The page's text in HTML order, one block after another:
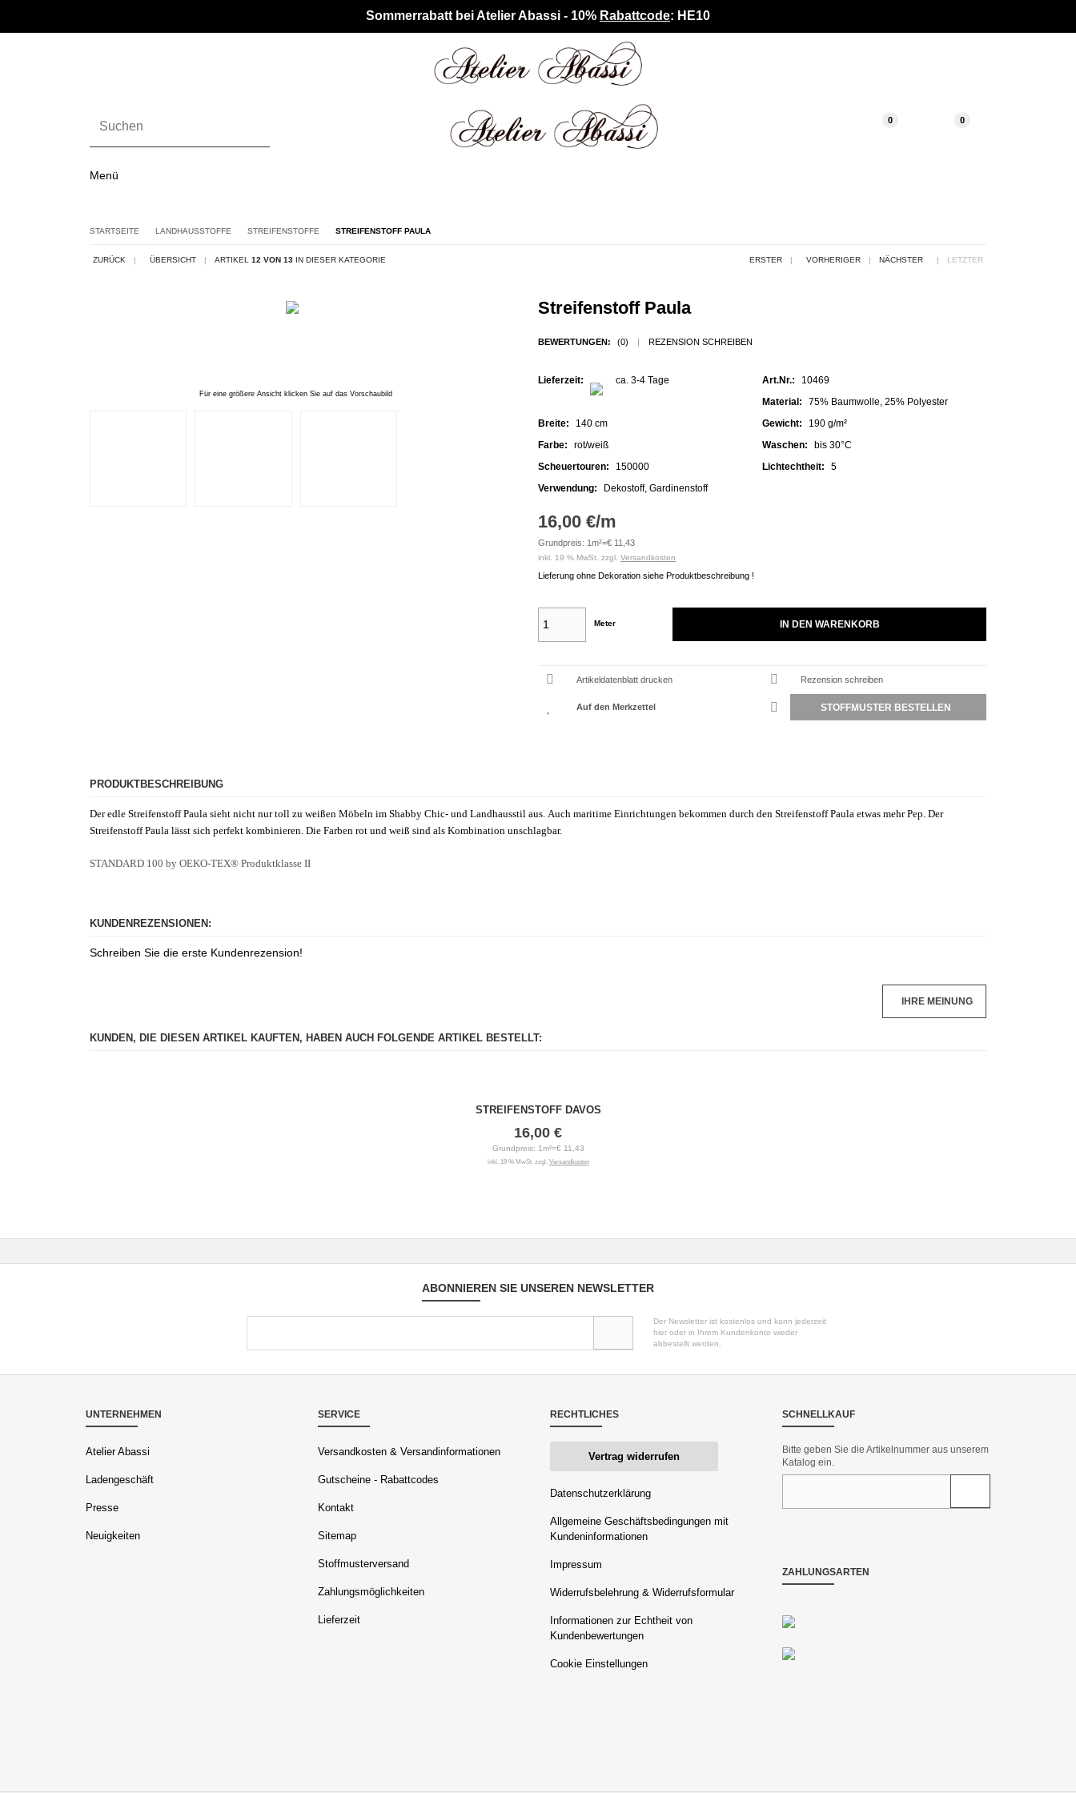
Sommerrabatt bei Atelier Abassi - 10% Rabattcode: HE10
0 0
Menü
STARTSEITE LANDHAUSSTOFFE STREIFENSTOFFE STREIFENSTOFF PAULA
ZURÜCK | ÜBERSICHT | ARTIKEL 12 VON 13 IN DIESER KATEGORIE ERSTER | VORHERIGER | NÄCHSTER | LETZTER
Für eine größere Ansicht klicken Sie auf das Vorschaubild
Streifenstoff Paula
BEWERTUNGEN: (0) | REZENSION SCHREIBEN
Lieferzeit: ca. 3-4 Tage Art.Nr.:
10469
Material:
75% Baumwolle, 25% Polyester
Breite:
140 cm Gewicht:
190 g/m²
Farbe:
rot/weiß Waschen:
bis 30°C
Scheuertouren:
150000 Lichtechtheit:
5
Verwendung:
Dekostoff, Gardinenstoff
16,00 €/m
Grundpreis: 1m²=€ 11,43
inkl. 19 % MwSt. zzgl. Versandkosten
Lieferung ohne Dekoration siehe Produktbeschreibung !
Meter IN DEN WARENKORB
Artikeldatenblatt drucken Rezension schreiben
STOFFMUSTER BESTELLEN
PRODUKTBESCHREIBUNG
Der edle Streifenstoff Paula sieht nicht nur toll zu weißen Möbeln im Shabby Chic- und Landhausstil aus. Auch maritime Einrichtungen bekommen durch den Streifenstoff Paula etwas mehr Pep. Der
Streifenstoff Paula lässt sich perfekt kombinieren. Die Farben rot und weiß sind als Kombination unschlagbar.
STANDARD 100 by OEKO-TEX® Produktklasse II
KUNDENREZENSIONEN:
Schreiben Sie die erste Kundenrezension!
IHRE MEINUNG
KUNDEN, DIE DIESEN ARTIKEL KAUFTEN, HABEN AUCH FOLGENDE ARTIKEL BESTELLT:
STREIFENSTOFF DAVOS
16,00 €
Grundpreis: 1m²=€ 11,43
inkl. 19 % MwSt. zzgl. Versandkosten
ABONNIEREN SIE UNSEREN NEWSLETTER
Der Newsletter ist kostenlos und kann jederzeit
hier oder in Ihrem Kundenkonto wieder
abbestellt werden.
UNTERNEHMEN
Atelier Abassi
Ladengeschäft
Presse
Neuigkeiten
SERVICE
Versandkosten & Versandinformationen
Gutscheine - Rabattcodes
Kontakt
Sitemap
Stoffmusterversand
Zahlungsmöglichkeiten
Lieferzeit
RECHTLICHES
Vertrag widerrufen
Datenschutzerklärung
Allgemeine Geschäftsbedingungen mit
Kundeninformationen
Impressum
Widerrufsbelehrung & Widerrufsformular
Informationen zur Echtheit von
Kundenbewertungen
Cookie Einstellungen
SCHNELLKAUF
Bitte geben Sie die Artikelnummer aus unserem
Katalog ein.
ZAHLUNGSARTEN